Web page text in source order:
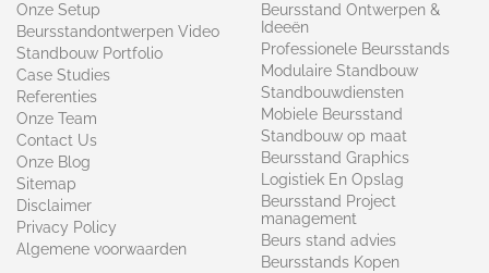
Onze Setup
Beursstandontwerpen Video
Standbouw Portfolio
Case Studies
Referenties
Onze Team
Contact Us
Onze Blog
Sitemap
Disclaimer
Privacy Policy
Algemene voorwaarden
Beursstand Ontwerpen &
Ideeën
Professionele Beursstands
Modulaire Standbouw
Standbouwdiensten
Mobiele Beursstand
Standbouw op maat​
Beursstand Graphics
Logistiek En Opslag
Beursstand Project
management
Beurs stand advies
Beursstands Kopen